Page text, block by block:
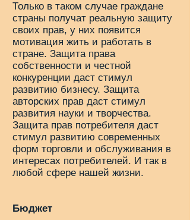
Только в таком случае граждане
страны получат реальную защиту
своих прав, у них появится
мотивация жить и работать в
стране. Защита права
собственности и честной
конкуренции даст стимул
развитию бизнесу. Защита
авторских прав даст стимул
развития науки и творчества.
Защита прав потребителя даст
стимул развитию современных
форм торговли и обслуживания в
интересах потребителей. И так в
любой сфере нашей жизни.
Бюджет